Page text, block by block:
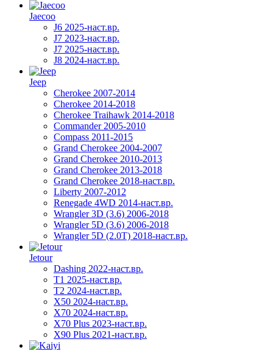
Jaecoo
J6 2025-наст.вр.
J7 2023-наст.вр.
J7 2025-наст.вр.
J8 2024-наст.вр.
Jeep
Cherokee 2007-2014
Cherokee 2014-2018
Cherokee Traihawk 2014-2018
Commander 2005-2010
Compass 2011-2015
Grand Cherokee 2004-2007
Grand Cherokee 2010-2013
Grand Cherokee 2013-2018
Grand Cherokee 2018-наст.вр.
Liberty 2007-2012
Renegade 4WD 2014-наст.вр.
Wrangler 3D (3.6) 2006-2018
Wrangler 5D (3.6) 2006-2018
Wrangler 5D (2.0T) 2018-наст.вр.
Jetour
Dashing 2022-наст.вр.
T1 2025-наст.вр.
T2 2024-наст.вр.
X50 2024-наст.вр.
X70 2024-наст.вр.
X70 Plus 2023-наст.вр.
X90 Plus 2021-наст.вр.